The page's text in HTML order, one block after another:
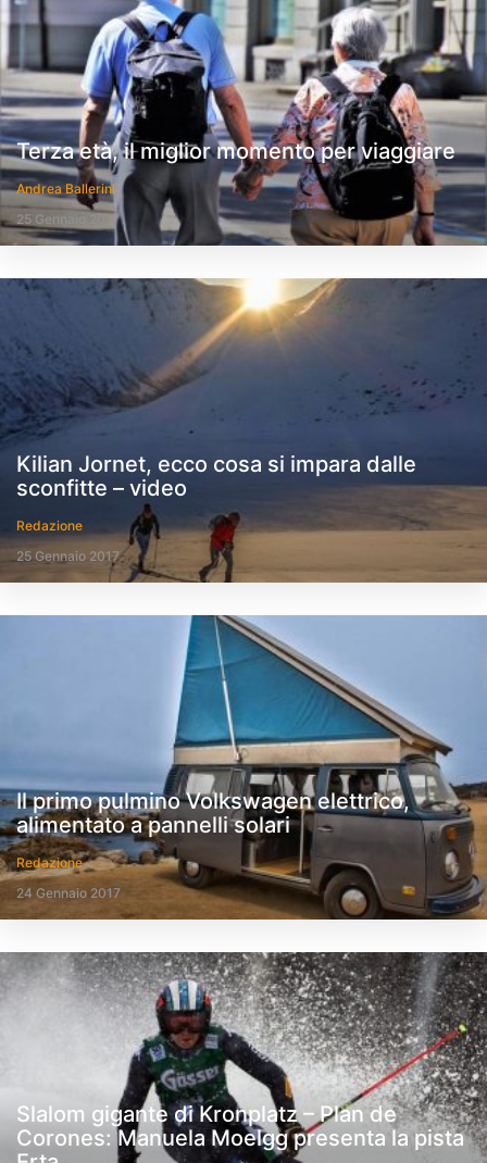
Terza età, il miglior momento per viaggiare
Andrea Ballerini
25 Gennaio 2017
Kilian Jornet, ecco cosa si impara dalle
sconfitte – video
Redazione
25 Gennaio 2017
Il primo pulmino Volkswagen elettrico,
alimentato a pannelli solari
Redazione
24 Gennaio 2017
Slalom gigante di Kronplatz – Plan de
Corones: Manuela Moelgg presenta la pista